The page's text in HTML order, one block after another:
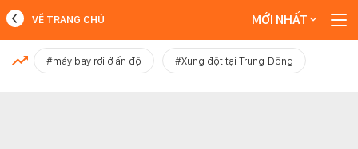
MỚI NHẤT
VỀ TRANG CHỦ MỚI NHẤT
#máy bay rơi ở ấn độ #Xung đột tại Trung Đông